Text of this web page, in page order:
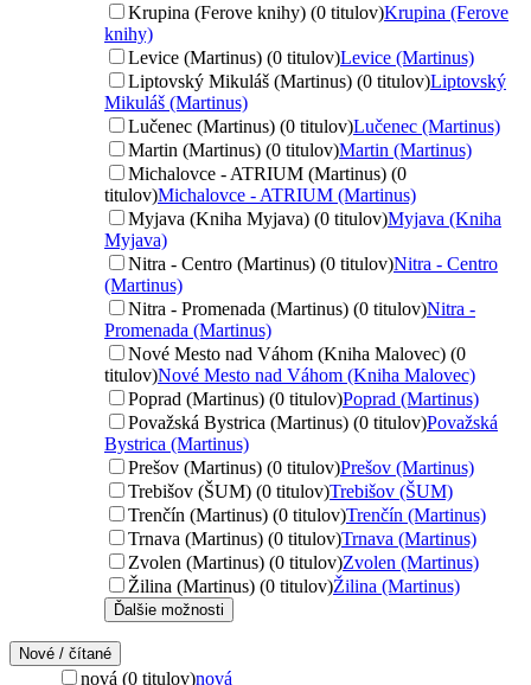
Krupina (Ferove knihy) (0 titulov)Krupina (Ferove
knihy)
Levice (Martinus) (0 titulov)Levice (Martinus)
Liptovský Mikuláš (Martinus) (0 titulov)Liptovský
Mikuláš (Martinus)
Lučenec (Martinus) (0 titulov)Lučenec (Martinus)
Martin (Martinus) (0 titulov)Martin (Martinus)
Michalovce - ATRIUM (Martinus) (0
titulov)Michalovce - ATRIUM (Martinus)
Myjava (Kniha Myjava) (0 titulov)Myjava (Kniha
Myjava)
Nitra - Centro (Martinus) (0 titulov)Nitra - Centro
(Martinus)
Nitra - Promenada (Martinus) (0 titulov)Nitra -
Promenada (Martinus)
Nové Mesto nad Váhom (Kniha Malovec) (0
titulov)Nové Mesto nad Váhom (Kniha Malovec)
Poprad (Martinus) (0 titulov)Poprad (Martinus)
Považská Bystrica (Martinus) (0 titulov)Považská
Bystrica (Martinus)
Prešov (Martinus) (0 titulov)Prešov (Martinus)
Trebišov (ŠUM) (0 titulov)Trebišov (ŠUM)
Trenčín (Martinus) (0 titulov)Trenčín (Martinus)
Trnava (Martinus) (0 titulov)Trnava (Martinus)
Zvolen (Martinus) (0 titulov)Zvolen (Martinus)
Žilina (Martinus) (0 titulov)Žilina (Martinus)
Ďalšie možnosti
Nové / čítané
nová (0 titulov)nová